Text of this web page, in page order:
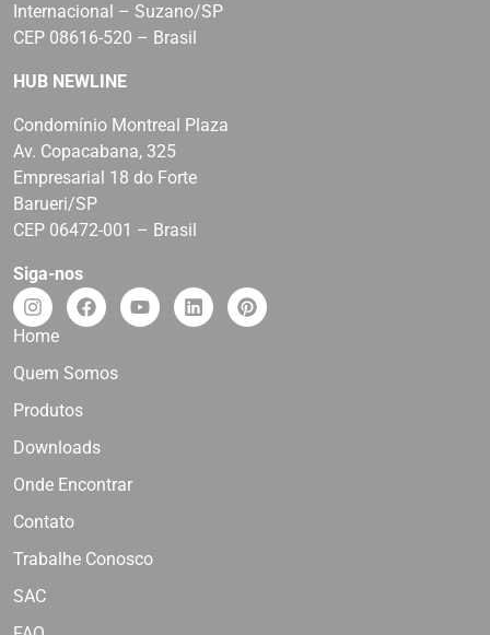
Internacional – Suzano/SP
CEP 08616-520 – Brasil
HUB NEWLINE
Condomínio Montreal Plaza
Av. Copacabana, 325
Empresarial 18 do Forte
Barueri/SP
CEP 06472-001 – Brasil
Siga-nos
Home
Quem Somos
Produtos
Downloads
Onde Encontrar
Contato
Trabalhe Conosco
SAC